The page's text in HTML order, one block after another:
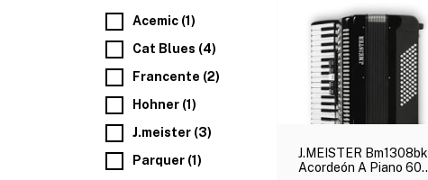
Acemic (1)
Cat Blues (4)
Francente (2)
Hohner (1)
J.meister (3)
Parquer (1)
J.MEISTER Bm1308bk
Acordeón A Piano 60